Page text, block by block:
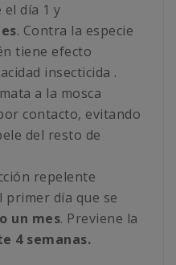
el día 1 y
. Contra la especie
tiene efecto
insecticida .
mata a la mosca
contacto, evitando
del resto de
repelente
primer día que se
un mes. Previene la
4 semanas.